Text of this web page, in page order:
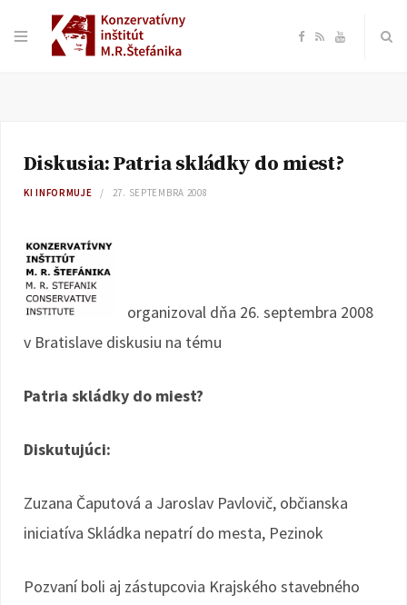
F
e
o
R Y
e
Diskusia: Patria skládky do miest?
KI INFORMUJE 27. SEPTEMBRA 2008
organizoval dňa 26. septembra 2008
v Bratislave diskusiu na tému
Patria skládky do miest?
Diskutujúci:
Zuzana Čaputová a Jaroslav Pavlovič, občianska
iniciatíva Skládka nepatrí do mesta, Pezinok
Pozvaní boli aj zástupcovia Krajského stavebného